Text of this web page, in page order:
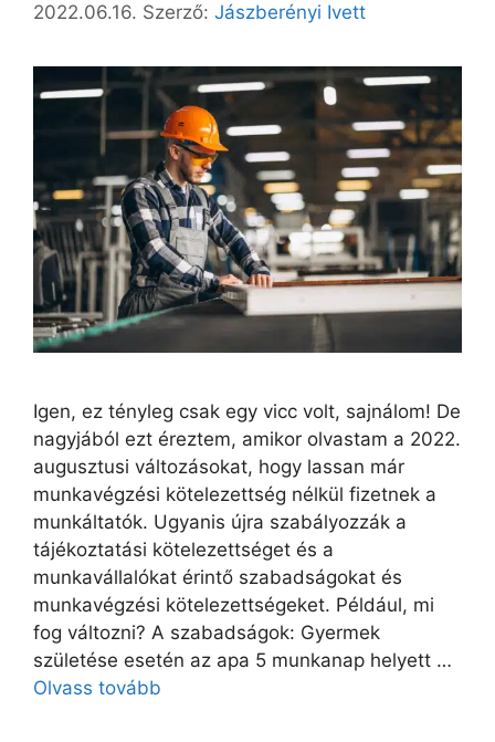
2022.06.16. Szerző: Jászberényi Ivett
Igen, ez tényleg csak egy vicc volt, sajnálom! De
nagyjából ezt éreztem, amikor olvastam a 2022.
augusztusi változásokat, hogy lassan már
munkavégzési kötelezettség nélkül fizetnek a
munkáltatók. Ugyanis újra szabályozzák a
tájékoztatási kötelezettséget és a
munkavállalókat érintő szabadságokat és
munkavégzési kötelezettségeket. Például, mi
fog változni? A szabadságok: Gyermek
születése esetén az apa 5 munkanap helyett …
Olvass tovább